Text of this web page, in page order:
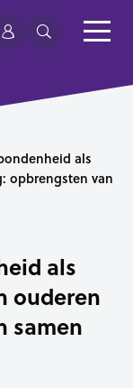
als
opbrengsten van
als
ouderen
samen